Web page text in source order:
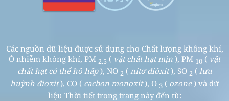
Các nguồn dữ liệu được sử dụng cho Chất lượng không khí,
Ô nhiễm không khí, PM 2.5 ( vật chất hạt mịn ), PM 10 ( vật
chất hạt có thể hô hấp), NO 2 ( nitơ điôxít), SO 2 ( lưu
huỳnh đioxit), CO ( cacbon monoxit), O 3 ( ozone) và dữ
liệu Thời tiết trong trang này đến từ: